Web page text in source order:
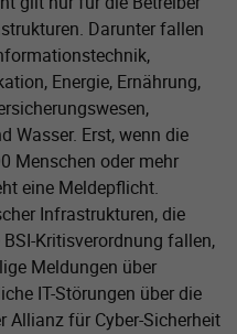
Darunter fallen
Energie, Ernährung,
Wasser. Erst, wenn die
Menschen oder mehr
eine Meldepflicht.
Infrastrukturen, die
Kritisverordnung fallen,
Meldungen über
IT-Störungen über die
Allianz für Cyber-Sicherheit